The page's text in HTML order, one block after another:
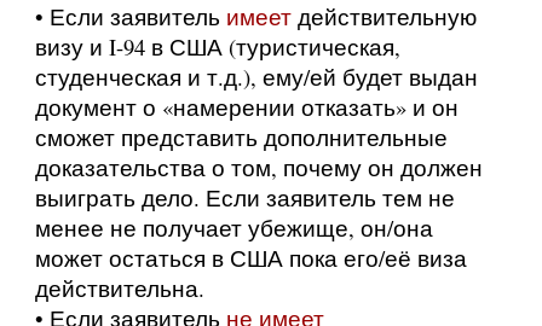
• Если заявитель имеет действительную
визу и I-94 в США (туристическая,
студенческая и т.д.), ему/ей будет выдан
документ о «намерении отказать» и он
сможет представить дополнительные
доказательства о том, почему он должен
выиграть дело. Если заявитель тем не
менее не получает убежище, он/она
может остаться в США пока его/её виза
действительна.
• Если заявитель не имеет